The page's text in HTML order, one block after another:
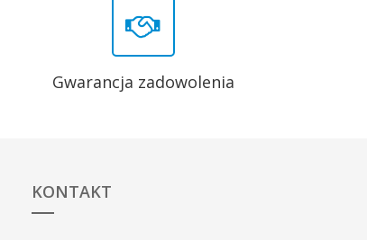
Gwarancja zadowolenia
KONTAKT